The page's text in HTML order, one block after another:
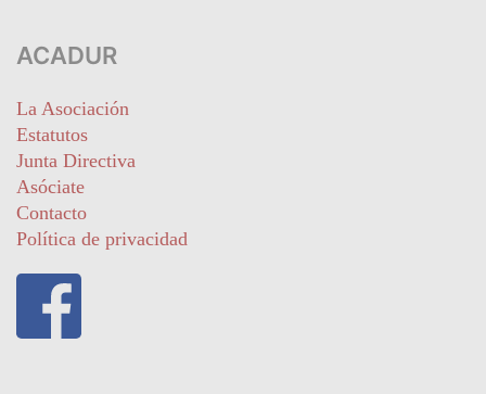
ACADUR
La Asociación
Estatutos
Junta Directiva
Asóciate
Contacto
Política de privacidad